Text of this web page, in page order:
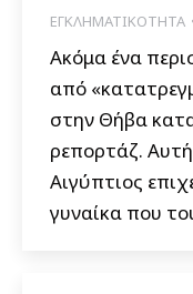
ΕΓΚΛΗΜΑΤΙΚΟΤΗΤΑ
Ακόμα ένα
από
στην Θήβα
ρεπορτάζ.
Αιγύπτιος
γυναίκα που